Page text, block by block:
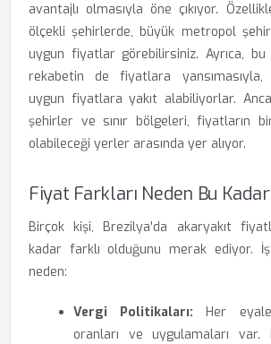
avantajlı olmasıyla öne çıkıyor.
ölçekli şehirlerde, büyük metropol
uygun fiyatlar görebilirsiniz. Ayrıca,
rekabetin de fiyatlara
uygun fiyatlara yakıt alabiliyorlar.
şehirler ve sınır bölgeleri, fiyatların
olabileceği yerler arasında yer alıyor.
Fiyat Farkları Neden Bu
Birçok kişi, Brezilya'da akaryakıt
kadar farklı olduğunu merak ediyor.
neden:
Vergi Politikaları: Her
oranları ve uygulamaları